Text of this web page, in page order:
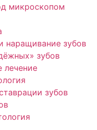
микроскопом
наращивание зубов
зубов
лечение
зубов